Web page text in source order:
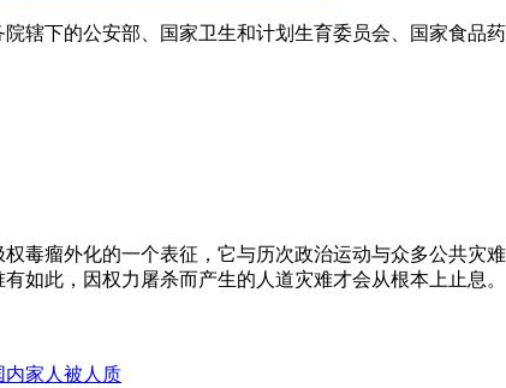
辖下的公安部、国家卫生和计划生育委员会、国家食
毒瘤外化的一个表征，它与历次政治运动与众多公共
如此，因权力屠杀而产生的人道灾难才会从根本上止息。
家人被人质